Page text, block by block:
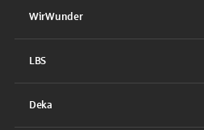
WirWunder
LBS
Deka